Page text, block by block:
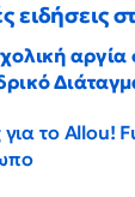
ειδήσεις
αργία
για το Allou!